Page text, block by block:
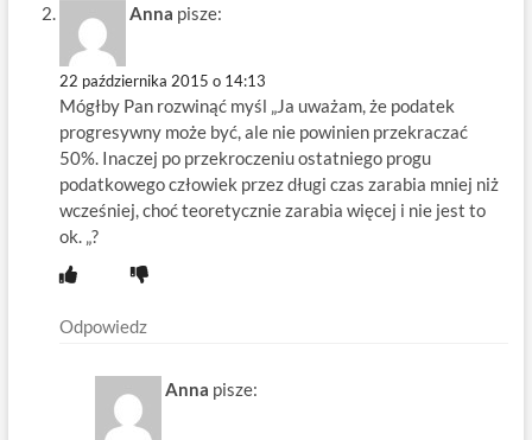
Anna pisze:
22 października 2015 o 14:13
Mógłby Pan rozwinąć myśl „Ja uważam, że podatek
progresywny może być, ale nie powinien przekraczać
50%. Inaczej po przekroczeniu ostatniego progu
podatkowego człowiek przez długi czas zarabia mniej niż
wcześniej, choć teoretycznie zarabia więcej i nie jest to
ok. „?
Odpowiedz
Anna pisze: